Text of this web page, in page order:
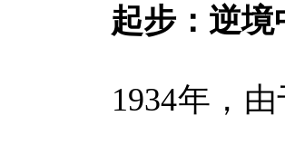
起步：逆境
1934年，由